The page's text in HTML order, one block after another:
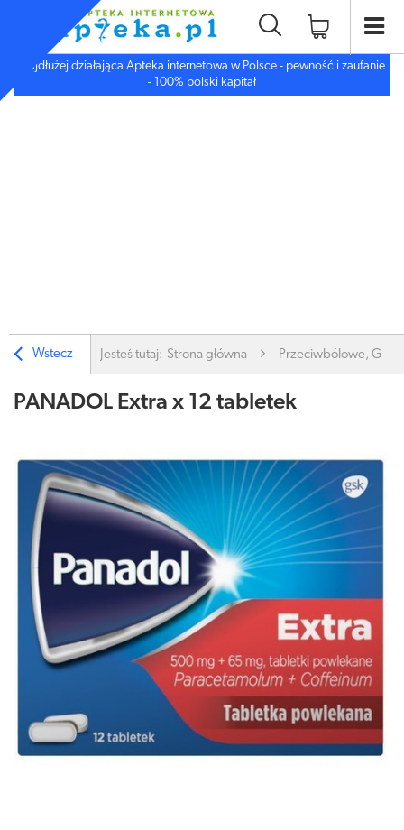
Najdłużej działająca Apteka internetowa w Polsce - pewność i zaufanie
- 100% polski kapitał
Wstecz Jesteś tutaj: Strona główna Przeciwbólowe,
PANADOL Extra x 12 tabletek